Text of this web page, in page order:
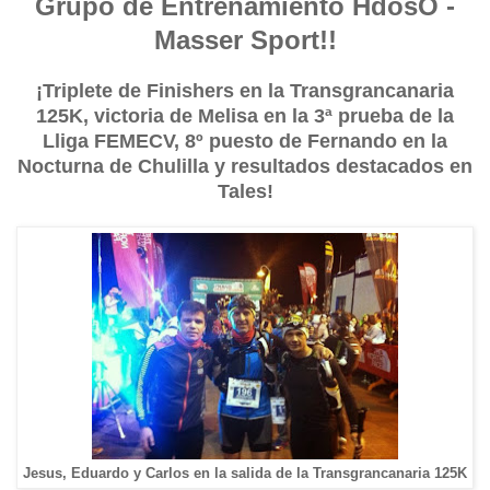
Masser Sport!!
¡Triplete de Finishers en la Transgrancanaria
125K, victoria de Melisa en la 3ª prueba de la
Lliga FEMECV, 8º puesto de Fernando en la
Nocturna de Chulilla y resultados destacados en
Tales!
Jesus, Eduardo y Carlos en la salida de la Transgrancanaria 125K